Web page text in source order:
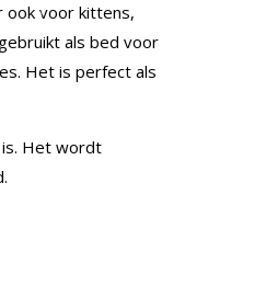
ook voor kittens,
als bed voor
Het is perfect als
Het wordt